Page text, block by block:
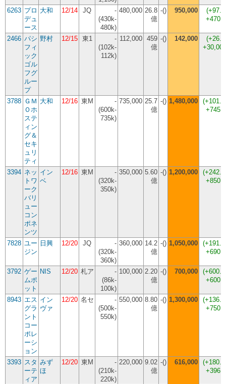
6263 プロ
デュ
ース
大和 12/14 JQ
-
(430k-
480k)
480,000 26.8
億
-() 950,000 (
2466 パシ
フィ
ック
ゴル
フグ
ルー
プ
野村 12/15 東1
-
(102k-
112k)
112,000 459
億
-() 142,000 (
3788 ＧＭ
Ｏホ
ステ
ィン
グ＆
セキ
ュリ
ティ
大和 12/16 東M
-
(600k-
735k)
735,000 25.7
億
-() 1,480,000 (
3394 ネッ
トワ
ーク
バリ
ュー
コン
ポネ
ンツ
イン
ベ
12/16 東M
-
(320k-
350k)
350,000 5.60
億
-() 1,200,000 (
7828 ユー
ジン
日興 12/20 JQ
-
(320k-
360k)
360,000 14.2
億
-() 1,050,000 (
3792 ゲー
ムポ
ット
NIS 12/20 札ア
-
(86k-
100k)
100,000 2.20
億
-() 700,000 (
8943 エス
グラ
ント
コー
ポレ
ーシ
ョン
イン
ヴァ
12/20 名セ
-
(500k-
550k)
550,000 8.80
億
-() 1,300,000 (
3393 スタ
ーテ
ィア
みず
ほ
12/20 東M
-
(210k-
220k)
220,000 9.02
億
-() 616,000 (